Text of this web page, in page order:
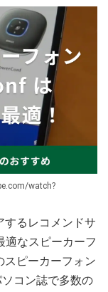
watch?
するレコメンドサ
適なスピーカーフ
スピーカーフォン
ソコン誌で多数の